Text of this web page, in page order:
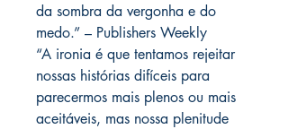
da sombra da vergonha e do
medo.” – Publishers Weekly
“A ironia é que tentamos rejeitar
nossas histórias difíceis para
parecermos mais plenos ou mais
aceitáveis, mas nossa plenitude